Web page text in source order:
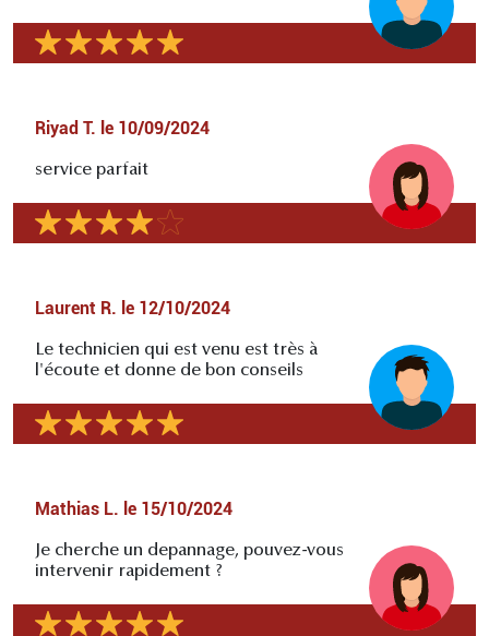
Riyad T. le 10/09/2024
service parfait
Laurent R. le 12/10/2024
Le technicien qui est venu est très à
l'écoute et donne de bon conseils
Mathias L. le 15/10/2024
Je cherche un depannage, pouvez-vous
intervenir rapidement ?